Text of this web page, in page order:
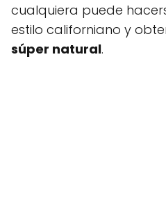
cualquiera puede
estilo californiano y
súper natural.